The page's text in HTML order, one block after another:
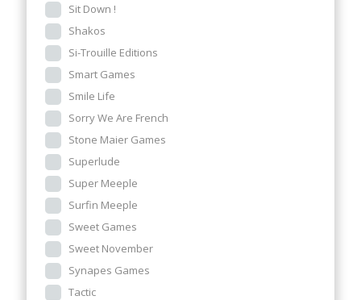
Sit Down !
Shakos
Si-Trouille Editions
Smart Games
Smile Life
Sorry We Are French
Stone Maier Games
Superlude
Super Meeple
Surfin Meeple
Sweet Games
Sweet November
Synapes Games
Tactic